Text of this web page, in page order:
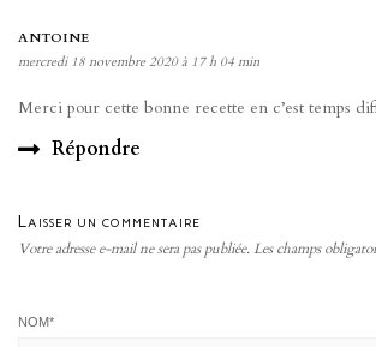
ANTOINE
mercredi 18 novembre 2020 à 17 h 04 min
Merci pour cette bonne recette en c’est temps
Répondre
Laisser un commentaire
Votre adresse e-mail ne sera pas publiée.Les champs
NOM*